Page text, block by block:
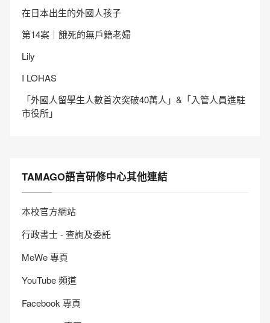
在日本出生的外國人孩子
第14案｜餓死的無戶籍老婦
Lily
I LOHAS
「外國人留學生人數首次突破40萬人」&「入管人員進駐
市役所」
TAMAGO語言研修中心其他連結
本校官方網站
行政書士 - 查詢及委託
MeWe 專頁
YouTube 頻道
Facebook 專頁